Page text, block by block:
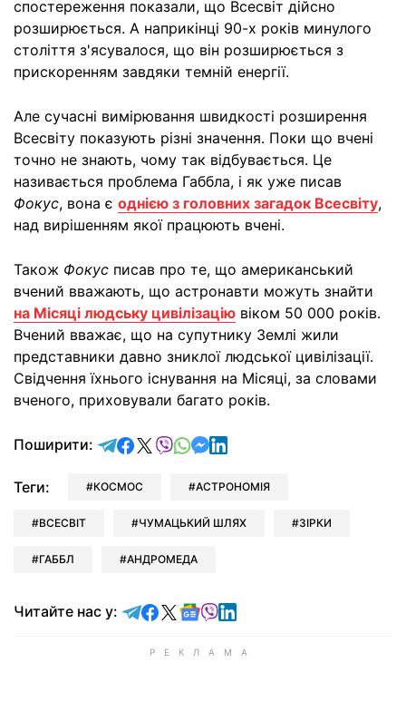
спостереження показали, що Всесвіт дійсно
розширюється. А наприкінці 90-х років минулого
століття з'ясувалося, що він розширюється з
прискоренням завдяки темній енергії.
Але сучасні вимірювання швидкості розширення
Всесвіту показують різні значення. Поки що вчені
точно не знають, чому так відбувається. Це
називається проблема Габбла, і як уже писав
Фокус, вона є однією з головних загадок Всесвіту,
над вирішенням якої працюють вчені.
Також Фокус писав про те, що американський
вчений вважають, що астронавти можуть знайти
на Місяці людську цивілізацію віком 50 000 років.
Вчений вважає, що на супутнику Землі жили
представники давно зниклої людської цивілізації.
Свідчення їхнього існування на Місяці, за словами
вченого, приховували багато років.
Поширити: відправити у Telegram
поділитись у Facebook
поділитись у X
відправити у Viber
відправити у Whatsapp
відправити у Messenger
відправити у LinkedIn
Теги: КОСМОС АСТРОНОМІЯ
ВСЕСВІТ ЧУМАЦЬКИЙ ШЛЯХ ЗІРКИ
ГАББЛ АНДРОМЕДА
Читайте нас у: Читайте у Telegram
Читайте у Facebook
Читайте у X
Читайте у Google news
Читайте у Viber
Читайте у LinkedIn